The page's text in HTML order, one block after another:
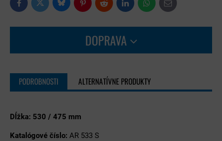
FacebookTwitter BlueskyPinterestReddit LinkedInWhatsApp
E-
mail
DOPRAVA
PODROBNOSTI ALTERNATÍVNE PRODUKTY
Dĺžka: 530 / 475 mm
Katalógové číslo: AR 533 S